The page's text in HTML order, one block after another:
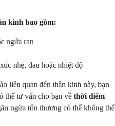
kinh bao gồm:
ngứa ran
nhẹ, đau hoặc nhiệt độ
liên quan đến thần kinh này, bạn
thể tư vấn cho bạn về thời điểm
ngừa tổn thương có thể không thể